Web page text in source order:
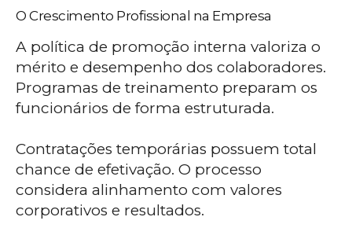
O Crescimento Profissional na Empresa
A política de promoção interna valoriza o
mérito e desempenho dos colaboradores.
Programas de treinamento preparam os
funcionários de forma estruturada.
Contratações temporárias possuem total
chance de efetivação. O processo
considera alinhamento com valores
corporativos e resultados.